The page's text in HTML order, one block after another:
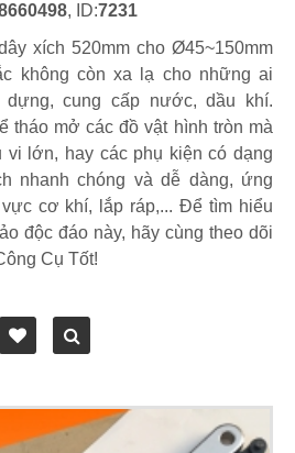
, ID:7231
xích 520mm cho Ø45~150mm
không còn xa lạ cho những ai
dựng, cung cấp nước, dầu khí.
tháo mở các đồ vật hình tròn mà
vi lớn, hay các phụ kiện có dạng
nhanh chóng và dễ dàng, ứng
cơ khí, lắp ráp,... Để tìm hiểu
độc đáo này, hãy cùng theo dõi
Cụ Tốt!